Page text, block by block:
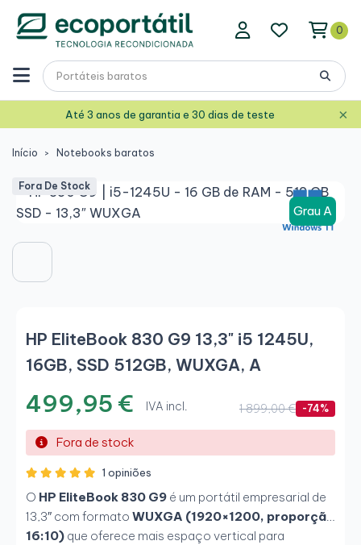
0
Até 3 anos de garantia e 30 dias de teste ×
Início Notebooks baratos
Grau A
Fora De Stock
HP EliteBook 830 G9 13,3" i5 1245U,
16GB, SSD 512GB, WUXGA, A
499,95 € IVA incl. 1 899,00 € -74%
Fora de stock
1 opiniões
O HP EliteBook 830 G9 é um portátil empresarial de
13,3″ com formato WUXGA (1920×1200, proporção
16:10) que oferece mais espaço vertical para